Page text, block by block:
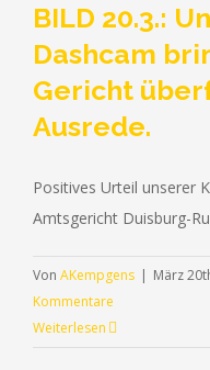
BILD 20.3.:
Dashcam
Gericht
Ausrede.
Positives Urteil unserer
Amtsgericht Duisburg-
Von AKempgens | März
Kommentare
Weiterlesen